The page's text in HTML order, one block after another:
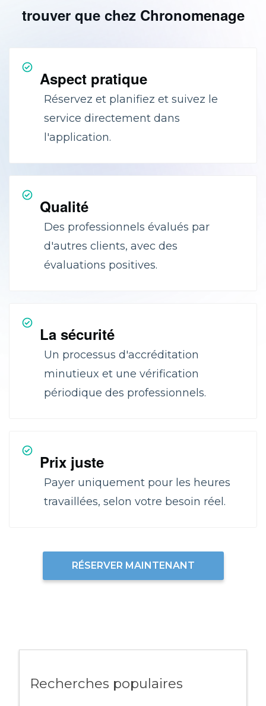
trouver que chez Chronomenage
Aspect pratique
Réservez et planifiez et suivez le
service directement dans
l'application.
Qualité
Des professionnels évalués par
d'autres clients, avec des
évaluations positives.
La sécurité
Un processus d'accréditation
minutieux et une vérification
périodique des professionnels.
Prix juste
Payer uniquement pour les heures
travaillées, selon votre besoin réel.
RÉSERVER MAINTENANT
Recherches populaires